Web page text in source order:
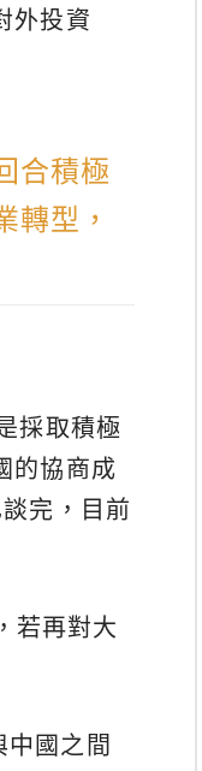
外投資
合積極
轉型，
採取積極
的協商成
完，目前
若再對大
國之間